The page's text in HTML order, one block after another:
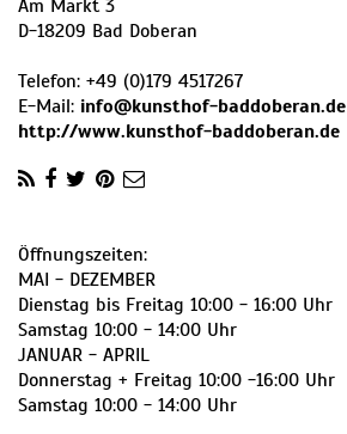
Am Markt 3
D-18209 Bad Doberan
Telefon: +49 (0)179 4517267
E-Mail: info@kunsthof-baddoberan.de
http://www.kunsthof-baddoberan.de
Öffnungszeiten:
MAI - DEZEMBER
Dienstag bis Freitag 10:00 - 16:00 Uhr
Samstag 10:00 - 14:00 Uhr
JANUAR - APRIL
Donnerstag + Freitag 10:00 -16:00 Uhr
Samstag 10:00 - 14:00 Uhr